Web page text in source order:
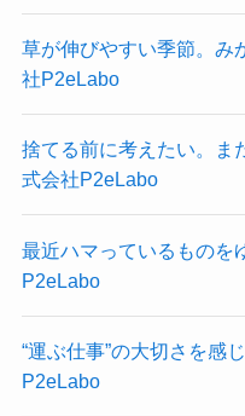
草が伸びやすい季節。
社P2eLabo
捨てる前に考えたい。
式会社P2eLabo
最近ハマっているもの
P2eLabo
“運ぶ仕事”の大切さを
P2eLabo